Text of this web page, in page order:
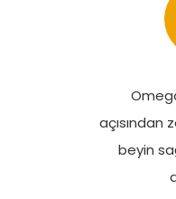
açısından
beyin